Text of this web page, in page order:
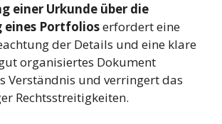
einer Urkunde über die
eines Portfolioserfordert eine
der Details und eine klare
organisiertes Dokument
Verständnis und verringert das
Rechtsstreitigkeiten.